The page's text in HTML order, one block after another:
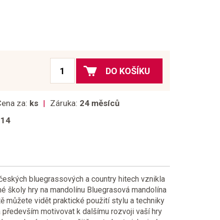
DO KOŠÍKU
za: ks Záruka: 24 měsíců
bluegrassových a country hitech vznikla
školy hry na mandolínu Bluegrasová mandolína
můžete vidět praktické použití stylu a techniky
motivovat k dalšímu rozvoji vaší hry